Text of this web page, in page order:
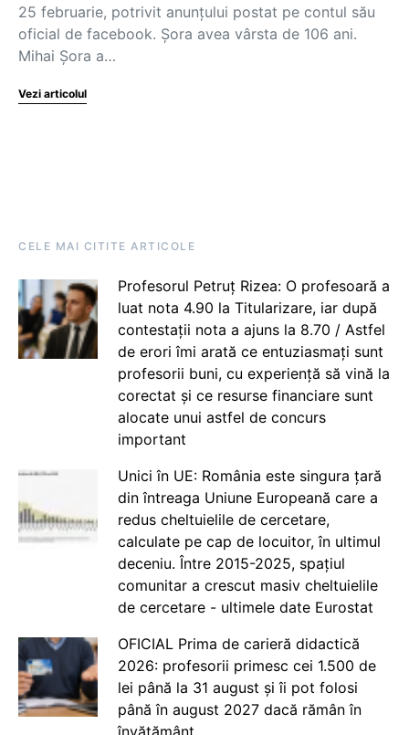
25 februarie, potrivit anunțului postat pe contul său
oficial de facebook. Șora avea vârsta de 106 ani.
Mihai Șora a…
Vezi articolul
CELE MAI CITITE ARTICOLE
Profesorul Petruț Rizea: O profesoară a
luat nota 4.90 la Titularizare, iar după
contestații nota a ajuns la 8.70 / Astfel
de erori îmi arată ce entuziasmați sunt
profesorii buni, cu experiență să vină la
corectat și ce resurse financiare sunt
alocate unui astfel de concurs
important
Unici în UE: România este singura țară
din întreaga Uniune Europeană care a
redus cheltuielile de cercetare,
calculate pe cap de locuitor, în ultimul
deceniu. Între 2015-2025, spațiul
comunitar a crescut masiv cheltuielile
de cercetare - ultimele date Eurostat
OFICIAL Prima de carieră didactică
2026: profesorii primesc cei 1.500 de
lei până la 31 august și îi pot folosi
până în august 2027 dacă rămân în
învățământ